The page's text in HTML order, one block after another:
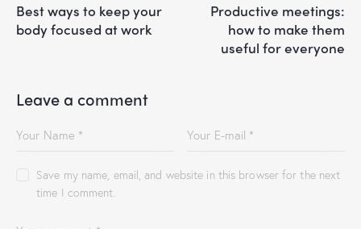
Best ways to keep your
body focused at work
Productive meetings:
how to make them
useful for everyone
Leave a comment
Save my name, email, and website in this browser for the next
time I comment.